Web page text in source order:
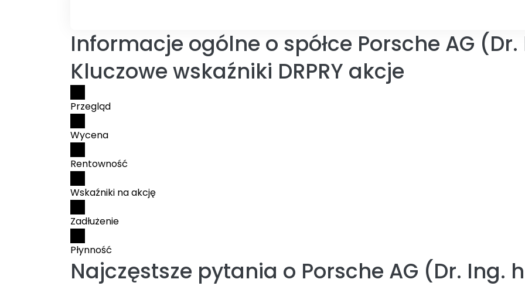
Informacje ogólne o spółce Porsche AG
Kluczowe wskaźniki DRPRY akcje
Przegląd
Wycena
Rentowność
Wskaźniki na akcję
Zadłużenie
Płynność
Najczęstsze pytania o Porsche AG (Dr. Ing.